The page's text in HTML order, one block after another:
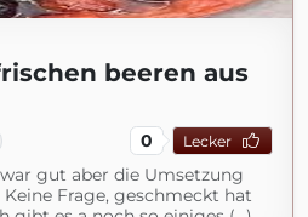
beeren aus
0 Lecker
gut aber die Umsetzung
Frage, geschmeckt hat